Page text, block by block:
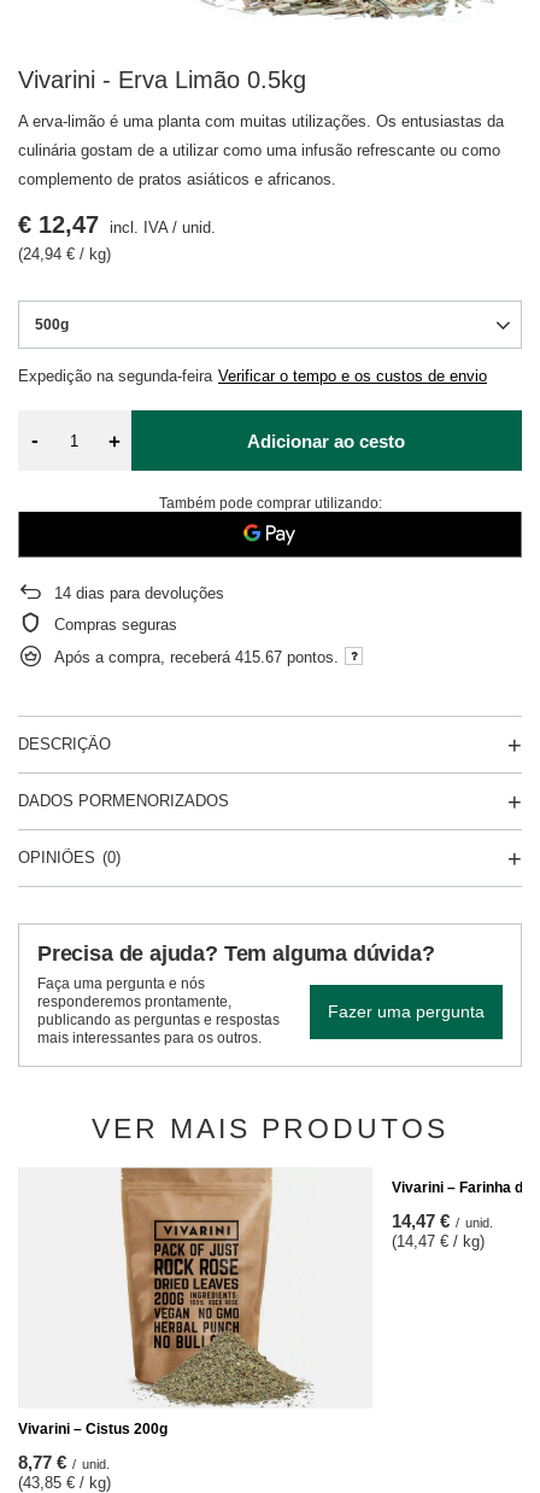
Vivarini - Erva Limão 0.5kg
A erva-limão é uma planta com muitas utilizações. Os entusiastas da
culinária gostam de a utilizar como uma infusão refrescante ou como
complemento de pratos asiáticos e africanos.
500g
Expedição na segunda-feira Verificar o tempo e os custos de envio
€ 12,47 incl. IVA/ unid.
(24,94 € / kg)
- + Adicionar ao cesto
Também pode comprar utilizando:
14 dias para devoluções
Compras seguras
Após a compra, receberá 415.67 pontos.
DESCRIÇÃO
DADOS PORMENORIZADOS
OPINIÕES (0)
Precisa de ajuda? Tem alguma dúvida?
Faça uma pergunta e nós
responderemos prontamente,
publicando as perguntas e respostas
mais interessantes para os outros.
Fazer uma pergunta
VER MAIS PRODUTOS
Vivarini – Cistus 200g
8,77 € / unid.
(43,85 € / kg)
Vivarini – Farinha de
14,47 € / unid.
(14,47 € / kg)